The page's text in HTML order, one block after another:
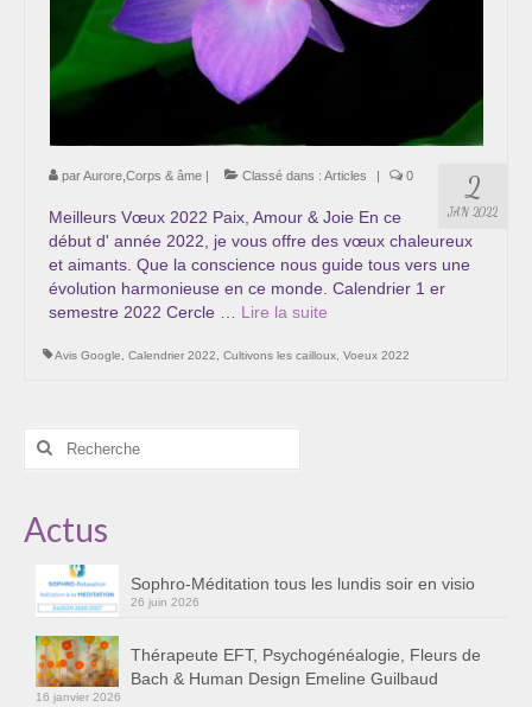
2
JAN 2022
parAurore,Corps & âme | Classé dans : Articles | 0
Meilleurs Vœux 2022 Paix, Amour & Joie En ce
début d' année 2022, je vous offre des vœux chaleureux
et aimants. Que la conscience nous guide tous vers une
évolution harmonieuse en ce monde. Calendrier 1 er
semestre 2022 Cercle … Lire la suite­­
Avis Google Calendrier 2022 Cultivons les cailloux Voeux 2022
Rechercher
Actus
Sophro-Méditation tous les lundis soir en visio
26 juin 2026
Thérapeute EFT, Psychogénéalogie, Fleurs de
Bach & Human Design Emeline Guilbaud
16 janvier 2026